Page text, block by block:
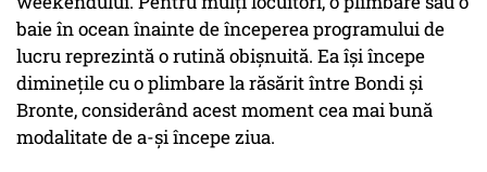
baie în ocean înainte de începerea programului de
lucru reprezintă o rutină obișnuită. Ea își începe
diminețile cu o plimbare la răsărit între Bondi și
Bronte, considerând acest moment cea mai bună
modalitate de a-și începe ziua.